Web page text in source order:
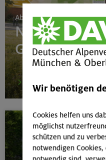
Ab 24. Juni 2026
Neubau
Gilching
mehr
Wir benötigen
Cookies helfen uns
möglichst
schützen und zu
notwendigen